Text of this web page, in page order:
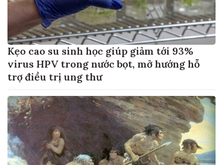
Kẹo cao su sinh học giúp giảm tới 93%
virus HPV trong nước bọt, mở hướng hỗ
trợ điều trị ung thư